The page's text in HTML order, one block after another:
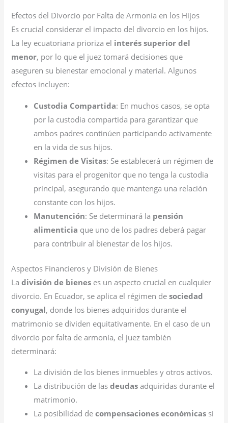
Efectos del Divorcio por Falta de Armonía en los Hijos
Es crucial considerar el impacto del divorcio en los hijos.
La ley ecuatoriana prioriza el interés superior del
menor, por lo que el juez tomará decisiones que
aseguren su bienestar emocional y material. Algunos
efectos incluyen:
Custodia Compartida: En muchos casos, se opta
por la custodia compartida para garantizar que
ambos padres continúen participando activamente
en la vida de sus hijos.
Régimen de Visitas: Se establecerá un régimen de
visitas para el progenitor que no tenga la custodia
principal, asegurando que mantenga una relación
constante con los hijos.
Manutención: Se determinará la pensión
alimenticia que uno de los padres deberá pagar
para contribuir al bienestar de los hijos.
Aspectos Financieros y División de Bienes
Ladivisión de bienes es un aspecto crucial en cualquier
divorcio. En Ecuador, se aplica el régimen desociedad
conyugal, donde los bienes adquiridos durante el
matrimonio se dividen equitativamente. En el caso de un
divorcio por falta de armonía, el juez también
determinará:
La división de los bienes inmuebles y otros activos.
La distribución de lasdeudas adquiridas durante el
matrimonio.
La posibilidad decompensaciones económicas si